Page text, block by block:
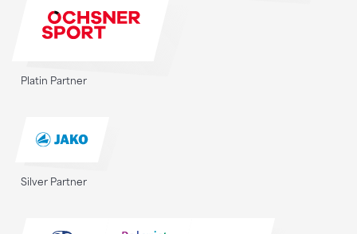
Platin Partner
Silver Partner